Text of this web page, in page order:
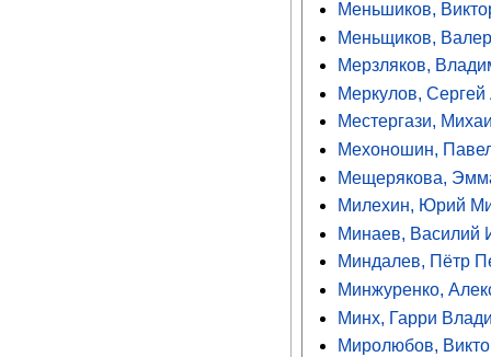
Меньшиков,
Меньщиков,
Мерзляков,
Меркулов,
Местергази,
Мехоношин,
Мещерякова,
Милехин, Юрий
Минаев, Василий
Миндалев, Пётр
Минжуренко,
Минх, Гарри
Миролюбов,